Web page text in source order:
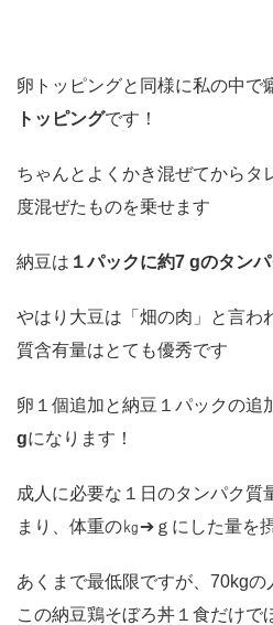
卵トッピングと同様に私の中で
トッピングです！
ちゃんとよくかき混ぜてからタ
度混ぜたものを乗せます
納豆は １パックに約7 gのタン
やはり大豆は「畑の肉」と言わ
質含有量はとても優秀です
卵１個追加と納豆１パックの追
gになります！
成人に必要な１日のタンパク質
まり、体重の㎏➔ｇにした量を
あくまで最低限ですが、70kgの
この納豆鶏そぼろ丼１食だけで